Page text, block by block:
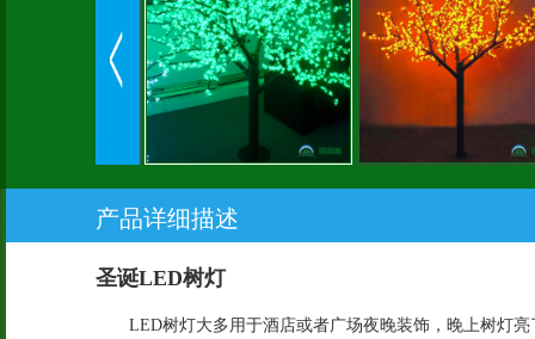
产品详细描述
圣诞LED树灯
LED树灯大多用于酒店或者广场夜晚装饰，晚上树灯亮